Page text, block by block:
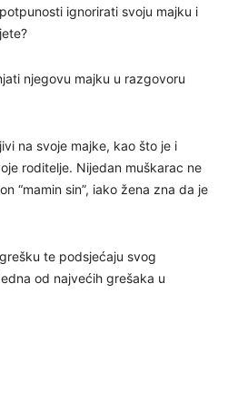
ignorirati svoju majku i
njegovu majku u razgovoru
na svoje majke, kao što je i
roditelje. Nijedan muškarac ne
“mamin sin”, iako žena zna da je
te podsjećaju svog
od najvećih grešaka u